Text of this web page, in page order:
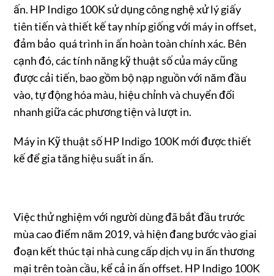
ấn. HP Indigo 100K sử dụng công nghệ xử lý giấy
tiên tiến và thiết kế tay nhíp giống với máy in offset,
đảm bảo quá trình in ấn hoàn toàn chính xác. Bên
cạnh đó, các tính năng kỹ thuật số của máy cũng
được cải tiến, bao gồm bộ nạp nguồn với năm đầu
vào, tự động hóa màu, hiệu chỉnh và chuyển đổi
nhanh giữa các phương tiện và lượt in.
Máy in Kỹ thuật số HP Indigo 100K mới được thiết
kế để gia tăng hiệu suất in ấn.
Việc thử nghiệm với người dùng đã bắt đầu trước
mùa cao điểm năm 2019, và hiện đang bước vào giai
đoạn kết thúc tại nhà cung cấp dịch vụ in ấn thương
mại trên toàn cầu, kể cả in ấn offset. HP Indigo 100K